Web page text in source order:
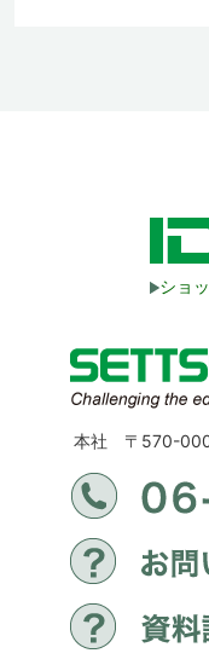
ショ
本社 〒570-